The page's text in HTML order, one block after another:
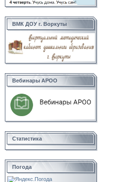
ВМК ДОУ г. Воркуты
Вебинары АРОО
Статистика
Погода